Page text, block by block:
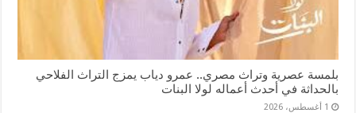
بلمسة عصرية وتراث مصري.. عمرو دياب يمزج التراث الفلاحي
بالحداثة في أحدث أعماله لولا البنات
1 أغسطس، 2026